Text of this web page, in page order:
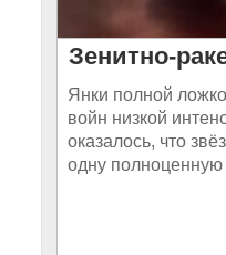
Зенитно-
Янки полной
войн низкой
оказалось, что
одну полноценную